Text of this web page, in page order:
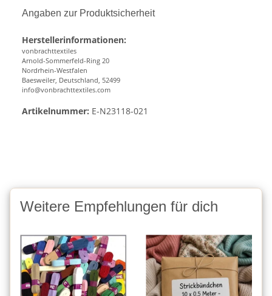
Angaben zur Produktsicherheit
Herstellerinformationen:
vonbrachttextiles
Arnold-Sommerfeld-Ring 20
Nordrhein-Westfalen
Baesweiler, Deutschland, 52499
info@vonbrachttextiles.com
Artikelnummer: E-N23118-021
Weitere Empfehlungen für dich